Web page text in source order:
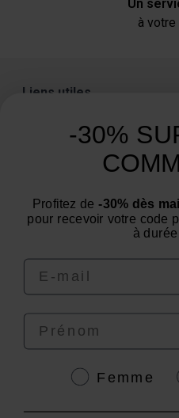
Un
à
Liens utiles
Nous contacter par email
-30%
Profitez de -30% dès
pour recevoir votre code
à
Email
Prénom
GenreFemme